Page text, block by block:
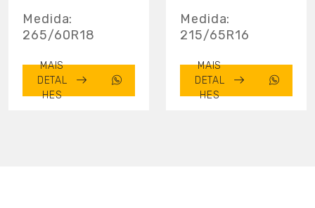
Medida:
265/60R18
MAIS
DETAL
HES
Medida:
215/65R16
MAIS
DETAL
HES